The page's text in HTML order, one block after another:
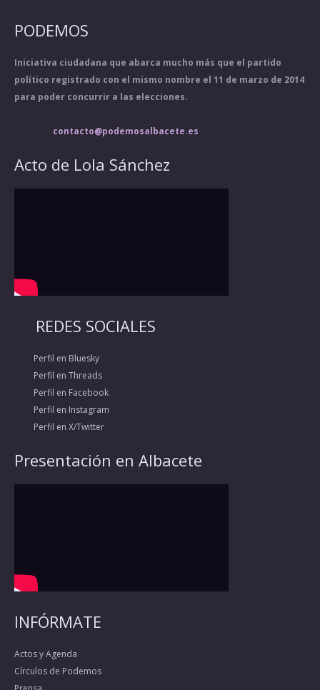
PODEMOS
Iniciativa ciudadana que abarca mucho más que el partido
político registrado con el mismo nombre el 11 de marzo de 2014
para poder concurrir a las elecciones.
contacto@podemosalbacete.es
Acto de Lola Sánchez
REDES SOCIALES
Perfil en Bluesky
Perfil en Threads
Perfil en Facebook
Perfil en Instagram
Perfil en X/Twitter
Presentación en Albacete
INFÓRMATE
Actos y Agenda
Círculos de Podemos